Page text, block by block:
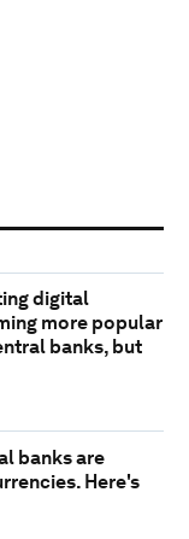
digital
more popular
banks, but
banks are
Here's